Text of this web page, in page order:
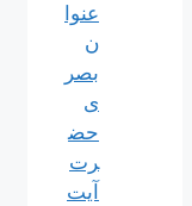
عنوا
ن
بصر
ی
حض
رت
آیت